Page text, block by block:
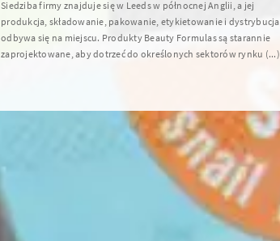
Siedziba firmy znajduje się w Leeds w północnej Anglii, a jej
produkcja, składowanie, pakowanie, etykietowanie i dystrybucja
odbywa się na miejscu. Produkty Beauty Formulas są starannie
zaprojektowane, aby dotrzeć do określonych sektorów rynku (...)